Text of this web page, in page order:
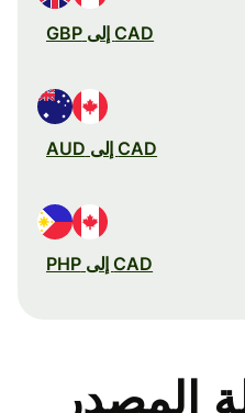
CAD إلى GBP
CAD إلى AUD
CAD إلى PHP
المصدر